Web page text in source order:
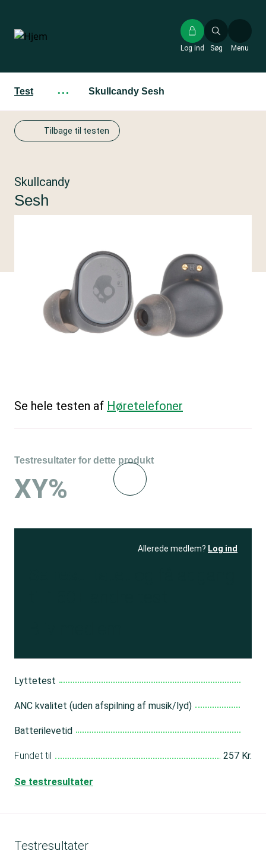
hovedindhold
Søg
Log ind Menu
Test ··· Skullcandy Sesh
Tilbage til testen
Skullcandy
Sesh
Se hele testen af Høretelefoner
Testresultater for dette produkt
XY%
Allerede medlem? Log ind
Lyttetest
ANC kvalitet (uden afspilning af musik/lyd)
Batterilevetid
Fundet til 257 Kr.
Se testresultater
Testresultater